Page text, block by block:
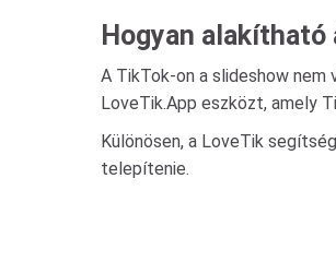
Hogyan
A TikTok-on a slideshow
LoveTik.App eszközt, amely
Különösen, a LoveTik
telepítenie.